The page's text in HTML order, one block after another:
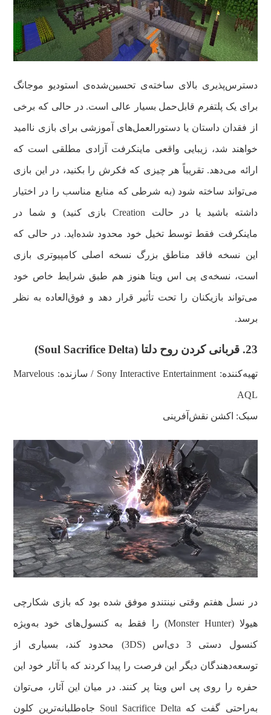
دسترس‌پذیری بالای ساخته‌ی تحسین‌شده‌ی استودیو موجانگ
برای یک پلتفرم قابل‌حمل بسیار عالی است. در حالی که برخی
از فقدان داستان یا دستورالعمل‌های آموزشی برای بازی ناامید
خواهند شد، زیبایی واقعی ماینکرفت آزادی مطلقی است که
ارائه می‌دهد. تقریباً هر چیزی که فکرش را بکنید، در این بازی
می‌تواند ساخته شود (به شرطی که منابع مناسب را در اختیار
داشته باشید یا در حالت Creation بازی کنید) و شما در
ماینکرفت فقط توسط تخیل خود محدود شده‌اید. در حالی که
این نسخه فاقد مناطق بزرگ نسخه اصلی کامپیوتری بازی
است، نسخه‌ی پی اس ویتا هنوز هم طبق شرایط خاص خود
می‌تواند بازیکنان را تحت تأثیر قرار دهد و فوق‌العاده به نظر
برسد.
23. قربانی کردن روح دلتا (Soul Sacrifice Delta
)
تهیه‌کننده: Sony Interactive Entertainment / سازنده: Marvelous
AQL
سبک: اکشن نقش‌آفرینی
در نسل هفتم وقتی نینتندو موفق شده بود که بازی شکارچی
هیولا (Monster Hunter) را فقط به کنسول‌های خود به‌ویژه
کنسول دستی 3‌ دی‌اس (3DS) محدود کند، بسیاری از
توسعه‌دهندگان دیگر این فرصت را پیدا کردند که با آثار خود این
حفره را روی پی اس ویتا پر کنند. در میان این آثار، می‌توان
به‌راحتی گفت که Soul Sacrifice Delta جاه‌طلبانه‌ترین کلون